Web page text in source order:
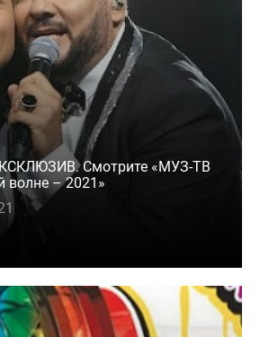
Смотрите «МУЗ-ТВ
волне – 2021»